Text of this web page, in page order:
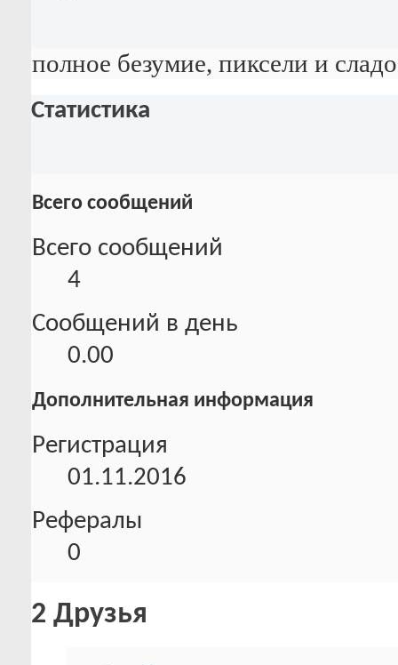
полное безумие, пиксели и
Статистика
Всего сообщений
Всего сообщений
4
Сообщений в день
0.00
Дополнительная информация
Регистрация
01.11.2016
Рефералы
0
2 Друзья